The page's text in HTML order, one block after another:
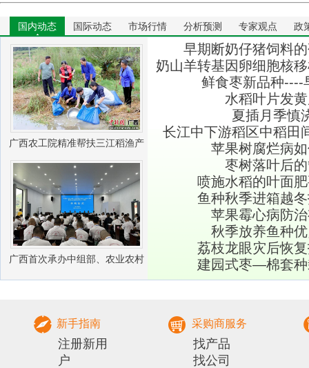
国内动态 国际动态 市场行情 分析预测 专家观点 政
广西农工院精准帮扶三江稻渔产
业振兴
广西首次承办中组部、农业农村
部农村实用人才 带头人培训兽医
早期断奶仔猪饲料
奶山羊转基因卵细胞核
鲜食枣新品种----
水稻叶片发
夏插月季慎
长江中下游稻区中稻田
苹果树腐烂病
枣树落叶后
喷施水稻的叶面
鱼种秋季进箱越
苹果霉心病防
秋季放养鱼种
荔枝龙眼灾后恢
建园式枣―棉套
新手指南
注册新用
户
采购商服务
找产品
找公司